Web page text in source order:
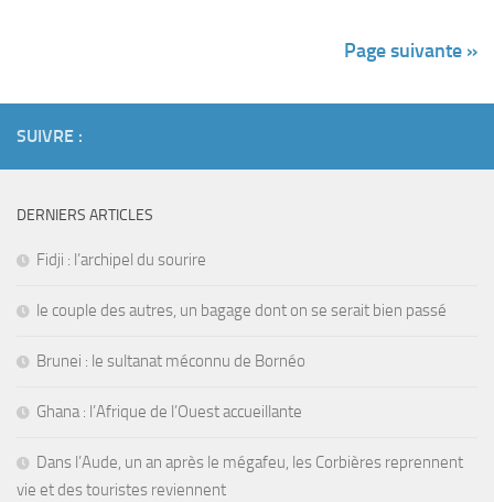
Page suivante »
SUIVRE :
DERNIERS ARTICLES
Fidji : l’archipel du sourire
le couple des autres, un bagage dont on se serait bien passé
Brunei : le sultanat méconnu de Bornéo
Ghana : l’Afrique de l’Ouest accueillante
Dans l’Aude, un an après le mégafeu, les Corbières reprennent
vie et des touristes reviennent